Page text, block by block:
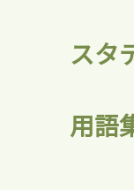
スタ
用語